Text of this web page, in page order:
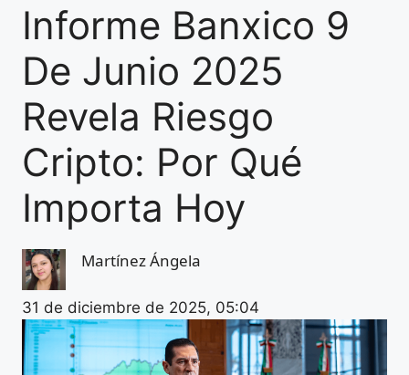
Informe Banxico 9
De Junio 2025
Revela Riesgo
Cripto: Por Qué
Importa Hoy
Martínez Ángela
31 de diciembre de 2025, 05:04